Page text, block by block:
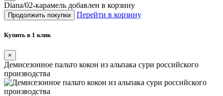
Diana/02-карамель добавлен в корзину
Продолжить покупки Перейти в корзину
Купить в 1 клик
×
Демисезонное пальто кокон из альпака сури российского
производства